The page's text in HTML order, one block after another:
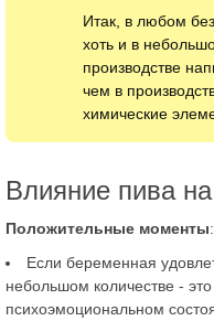
Итак, в любом
хоть и в
производстве
чем в
химические
Влияние пива
Положительные моменты:
Если беременная
небольшом количестве -
психоэмоциональном